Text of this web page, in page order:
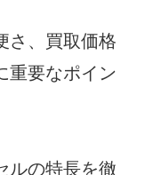
さ、買取価格
重要なポイン
ルの特長を徹